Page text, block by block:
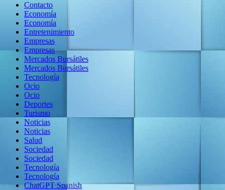
Contacto
Economía
Economía
Entretenimiento
Empresas
Empresas
Mercados Bursátiles
Mercados Bursátiles
Tecnología
Ocio
Ocio
Deportes
Turismo
Noticias
Noticias
Salud
Sociedad
Sociedad
Tecnología
Tecnología
ChatGPT Spanish